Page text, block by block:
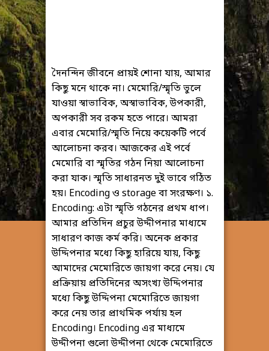
দৈনন্দিন জীবনে প্রায়ই শোনা যায়, আমার
কিছু মনে থাকে না। মেমোরি/স্মৃতি ভুলে
যাওয়া স্বাভাবিক, অস্বাভাবিক, উপকারী,
অপকারী সব রকম হতে পারে। আমরা
এবার মেমোরি/স্মৃতি নিয়ে কয়েকটি পর্বে
আলোচনা করব। আজকের এই পর্বে
মেমোরি বা স্মৃতির গঠন নিয়া আলোচনা
করা যাক। স্মৃতি সাধারনত দুই ভাবে গঠিত
হয়। Encoding ও storage বা সংরক্ষণ। ১.
Encoding: এটা স্মৃতি গঠনের প্রথম ধাপ।
আমার প্রতিদিন প্রচুর উদ্দীপনার মাধ্যমে
সাধারণ কাজ কর্ম করি। অনেক প্রকার
উদ্দিপনার মধ্যে কিছু হারিয়ে যায়, কিছু
আমাদের মেমোরিতে জায়গা করে নেয়। যে
প্রক্রিয়ায় প্রতিদিনের অসংখ্য উদ্দিপনার
মধ্যে কিছু উদ্দিপনা মেমোরিতে জায়গা
করে নেয় তার প্রাথমিক পর্যায় হল
Encoding। Encoding এর মাধ্যমে
উদ্দীপনা গুলো উদ্দীপনা থেকে মেমোরিতে